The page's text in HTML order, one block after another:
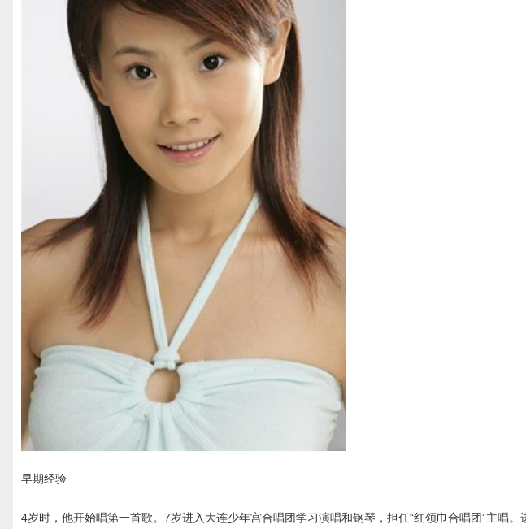
早期经验
4岁时，他开始唱第一首歌。7岁进入大连少年宫合唱团学习演唱和钢琴，担任“红领巾合唱团”主唱